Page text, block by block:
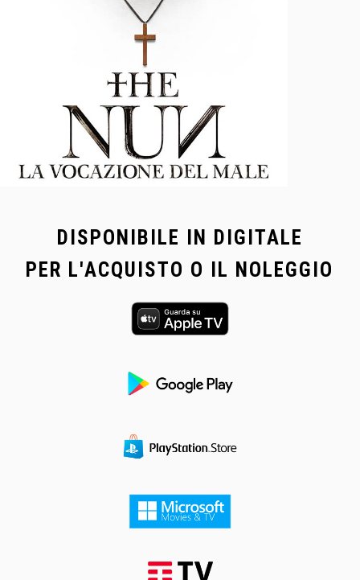
DISPONIBILE IN DIGITALE
PER L'ACQUISTO O IL NOLEGGIO